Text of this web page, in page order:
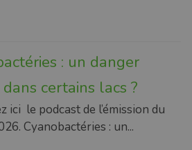
: un danger
certains lacs ?
ici le podcast de l’émission du
Cyanobactéries : un...